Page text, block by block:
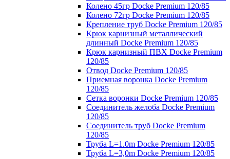
Колено 45гр Docke Premium 120/85
Колено 72гр Docke Premium 120/85
Крепление труб Docke Premium 120/85
Крюк карнизный металлический
длинный Docke Premium 120/85
Крюк карнизный ПВХ Docke Premium
120/85
Отвод Docke Premium 120/85
Приемная воронка Docke Premium
120/85
Сетка воронки Docke Premium 120/85
Соединитель желоба Docke Premium
120/85
Соединитель труб Docke Premium
120/85
Труба L=1.0m Docke Premium 120/85
Труба L=3,0m Docke Premium 120/85